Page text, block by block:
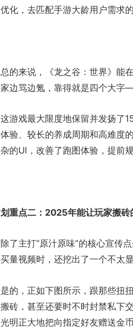
优化，去匹配手游大龄用户需求
总的来说，《龙之谷：世界》能
家边骂边氪，靠得就是四个大
这游戏最大限度地保留并发扬了
体验、较长的养成周期和高难度
杂的UI，改善了跑图体验，提前
划重点二：2025年能让玩家搬砖
除了主打“原汁原味”的核心宣传
买量视频时，还挖出了一个不
是的，正如下图所示，跟那些扭
搬砖，甚至还要时不时封禁私下
光明正大地把向指定好友赠送金